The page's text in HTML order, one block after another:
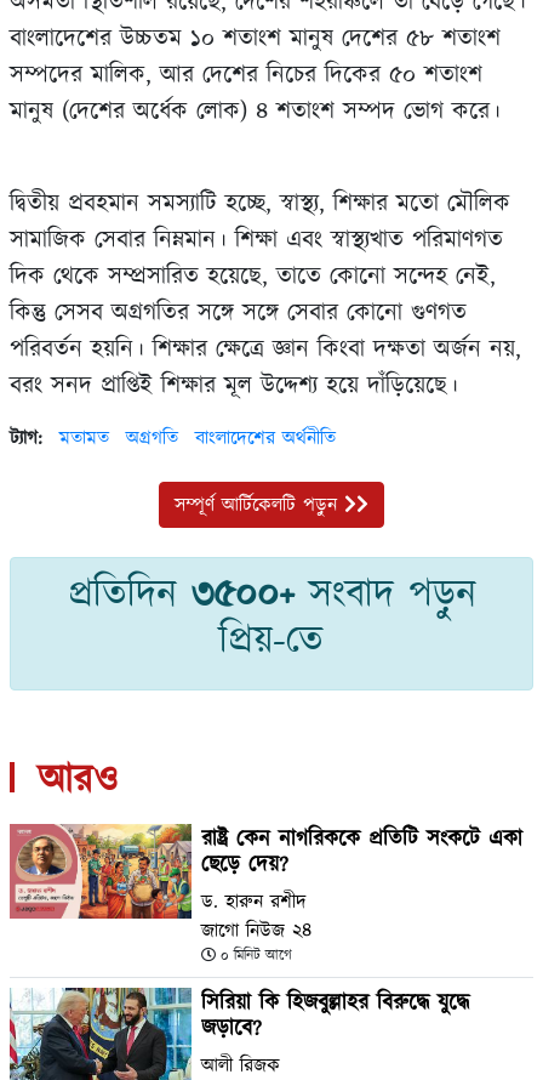
বাংলাদেশের উচ্চতম ১০ শতাংশ মানুষ দেশের ৫৮ শতাংশ
সম্পদের মালিক, আর দেশের নিচের দিকের ৫০ শতাংশ
মানুষ (দেশের অর্ধেক লোক) ৪ শতাংশ সম্পদ ভোগ করে।
দ্বিতীয় প্রবহমান সমস্যাটি হচ্ছে, স্বাস্থ্য, শিক্ষার মতো মৌলিক
সামাজিক সেবার নিম্নমান। শিক্ষা এবং স্বাস্থ্যখাত পরিমাণগত
দিক থেকে সম্প্রসারিত হয়েছে, তাতে কোনো সন্দেহ নেই,
কিন্তু সেসব অগ্রগতির সঙ্গে সঙ্গে সেবার কোনো গুণগত
পরিবর্তন হয়নি। শিক্ষার ক্ষেত্রে জ্ঞান কিংবা দক্ষতা অর্জন নয়,
বরং সনদ প্রাপ্তিই শিক্ষার মূল উদ্দেশ্য হয়ে দাঁড়িয়েছে।
ট্যাগ: মতামত অগ্রগতি বাংলাদেশের অর্থনীতি
সম্পূর্ণ আর্টিকেলটি পড়ুন
প্রতিদিন ৩৫০০+সংবাদ পড়ুন
প্রিয়-তে
আরও
রাষ্ট্র কেন নাগরিককে প্রতিটি সংকটে একা
ছেড়ে দেয়?
ড. হারুন রশীদ
জাগো নিউজ ২৪
০ মিনিট আগে
সিরিয়া কি হিজবুল্লাহর বিরুদ্ধে যুদ্ধে
জড়াবে?
আলী রিজক